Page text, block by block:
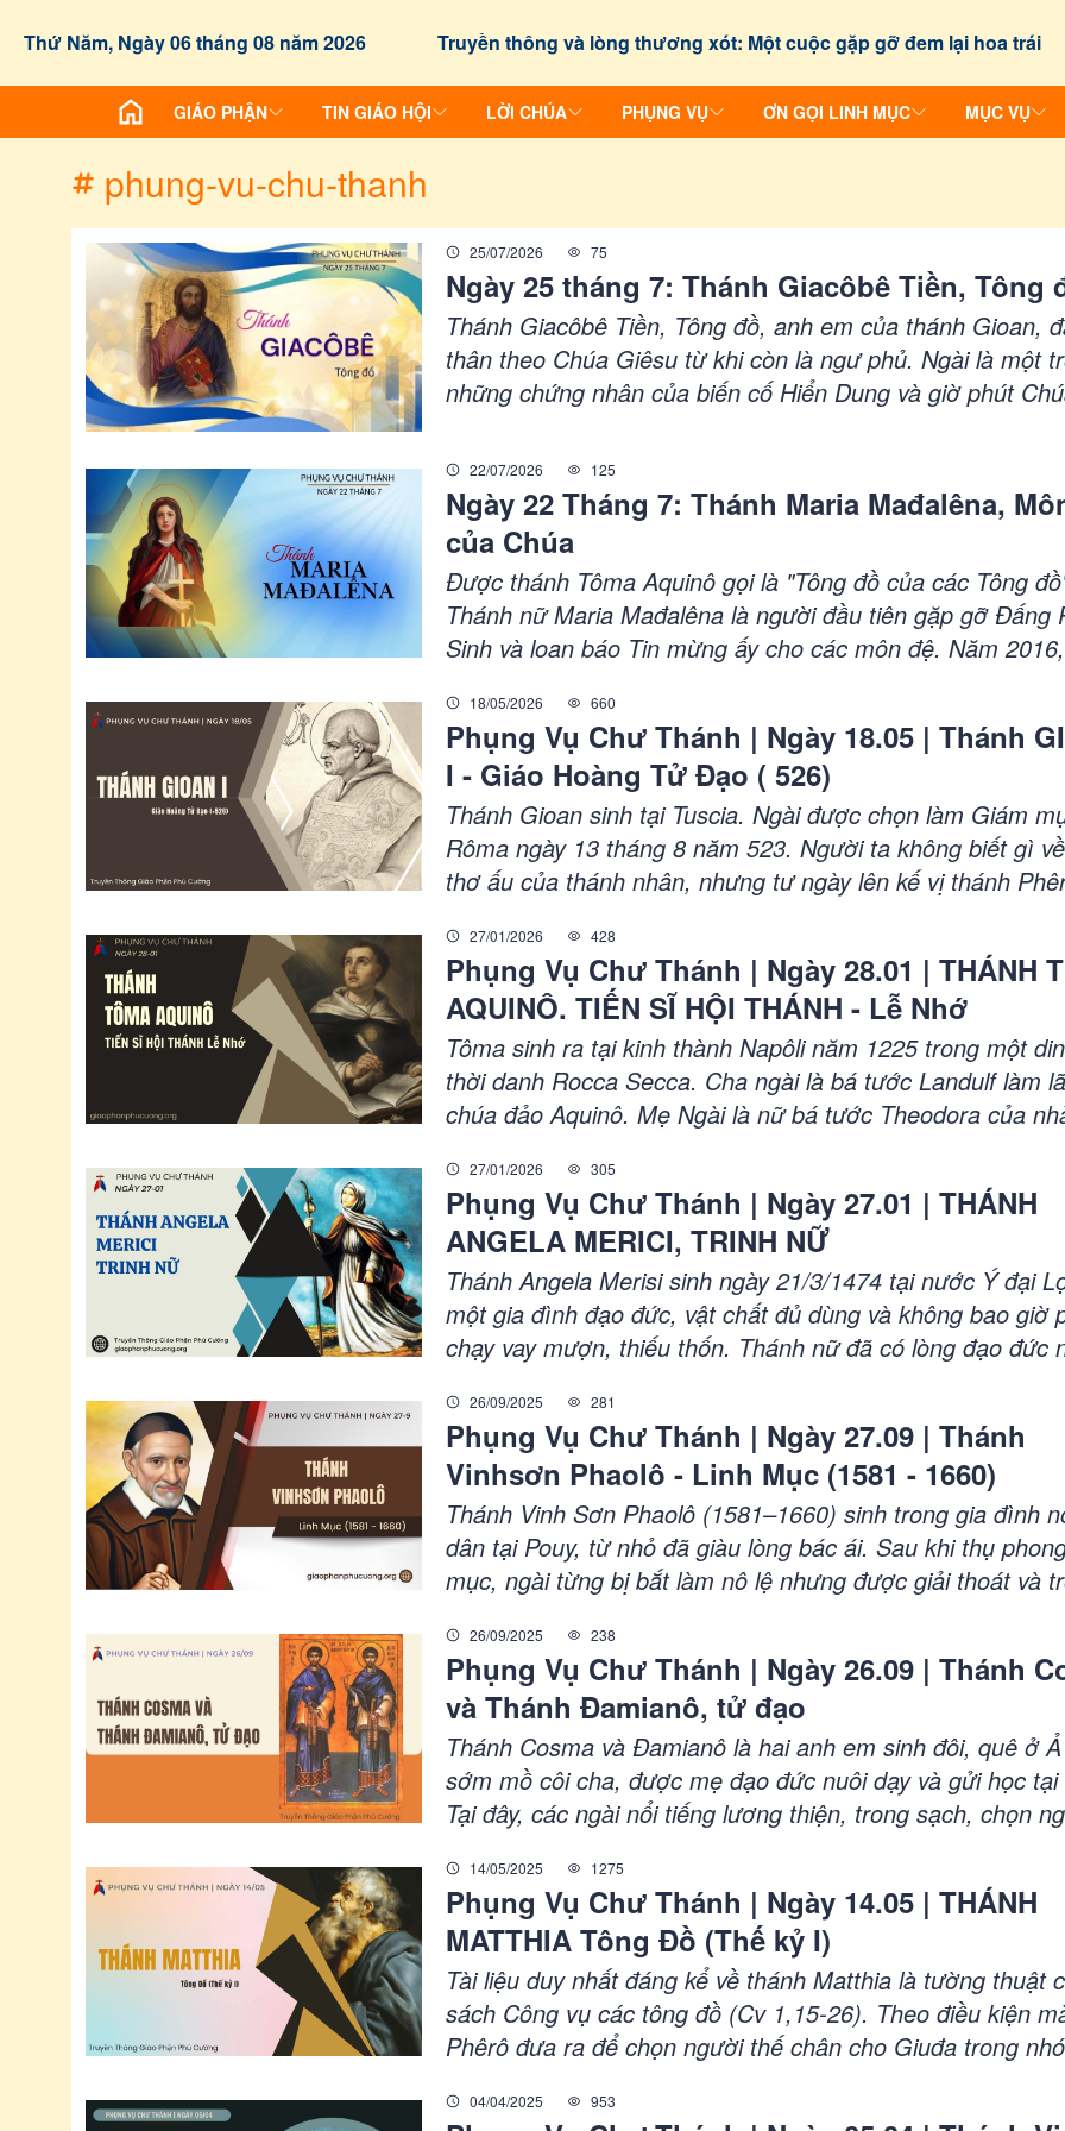
Thứ Năm, Ngày 06 tháng 08 năm 2026 Truyền thông và lòng thương xót: Một cuộc gặp gỡ đem lại hoa trái
GIÁO PHẬN TIN GIÁO HỘI LỜI CHÚA PHỤNG VỤ ƠN GỌI LINH MỤC MỤC VỤ
phung-vu-chu-thanh
25/07/2026 75
Ngày 25 tháng 7: Thánh Giacôbê Tiền, Tông
Thánh Giacôbê Tiền, Tông đồ, anh em của thánh Gioan,
thân theo Chúa Giêsu từ khi còn là ngư phủ. Ngài là một
những chứng nhân của biến cố Hiển Dung và giờ phút
được tôn kính như một vị thánh hành hương.
22/07/2026 125
Ngày 22 Tháng 7: Thánh Maria Mađalêna,
của Chúa
Được thánh Tôma Aquinô gọi là "Tông đồ của các Tông
Thánh nữ Maria Mađalêna là người đầu tiên gặp gỡ Đấng
Sinh và loan báo Tin mừng ấy cho các môn đệ. Năm
làm nổi bật tầm quan trọng của người môn đệ trung tín này
Đức Kitô.
18/05/2026 660
Phụng Vụ Chư Thánh | Ngày 18.05 | Thánh
I - Giáo Hoàng Tử Đạo ( 526)
Thánh Gioan sinh tại Tuscia. Ngài được chọn làm Giám
Rôma ngày 13 tháng 8 năm 523. Người ta không biết gì
thơ ấu của thánh nhân, nhưng tư ngày lên kế vị thánh
công hoàn thành nhạc bình ca mà các vị tiền nhiệm của
Đức Celestinô I, Leo Cả và Galesiô khởi xướng... Phụng
Thánh, Ngày 18.05, Thánh GIOAN I, Giáo Hoàng Tử Đạo,
Hạnh Các Thánh, Giáo Phận Phú Cường,
27/01/2026 428
Phụng Vụ Chư Thánh | Ngày 28.01 | THÁNH
AQUINÔ. TIẾN SĨ HỘI THÁNH - Lễ Nhớ
Tôma sinh ra tại kinh thành Napôli năm 1225 trong một
thời danh Rocca Secca. Cha ngài là bá tước Landulf làm
chúa đảo Aquinô. Mẹ Ngài là nữ bá tước Theodora của
được một nền đạo đức chắc chắn nhờ đó mà sau này Ngài
dựng nên được một lâu đài tinh thần quí giá làm nền tảng
sống trọn lành; một ý chí sắt đá giúp Ngài vững bước trên
đường theo ơn gọi làm môn đệ của Chúa và cuối cùng là
học vấn uyên thâm giúp Ngài giải đáp được các vấn nạn
đại theo ánh sáng Đức tin.
27/01/2026 305
Phụng Vụ Chư Thánh | Ngày 27.01 | THÁNH
ANGELA MERICI, TRINH NỮ
Thánh Angela Merisi sinh ngày 21/3/1474 tại nước Ý đại
một gia đình đạo đức, vật chất đủ dùng và không bao giờ
chạy vay mượn, thiếu thốn. Thánh nữ đã có lòng đạo đức
tim nhạy cảm của Ngài giống chúa Giêsu. Ngài hay động
ẩn trước những nỗi sầu khổ, thiếu thốn của anh chị em
Giống như Chúa Giêsu, khi thấy đoàn lũ dân chúng đông
theo nghe lời Ngài giảng dậy, Chúa Giêsu đã truyền lệnh
môn đệ “hãy cho họ ăn”. Thánh nữ Angela Mêrici luôn lưu
người nghèo.
26/09/2025 281
Phụng Vụ Chư Thánh | Ngày 27.09 | Thánh
Vinhsơn Phaolô - Linh Mục (1581 - 1660)
Thánh Vinh Sơn Phaolô (1581–1660) sinh trong gia đình
dân tại Pouy, từ nhỏ đã giàu lòng bác ái. Sau khi thụ
mục, ngài từng bị bắt làm nô lệ nhưng được giải thoát và
của hàng giáo sĩ, ngài dấn thân cải hóa, sáng lập Dòng
và Nữ Tử Bác Ái, tổ chức các hội bác ái, chăm sóc người
bệnh nhân, tù nhân và nô lệ. Với đời sống khiêm nhường
thành, ngài trở thành nhà canh tân Giáo hội Pháp. Ngài
năm 1660, được phong thánh năm 1737.
26/09/2025 238
Phụng Vụ Chư Thánh | Ngày 26.09 | Thánh
và Thánh Đamianô, tử đạo
Thánh Cosma và Đamianô là hai anh em sinh đôi, quê ở
sớm mồ côi cha, được mẹ đạo đức nuôi dạy và gửi học tại
Tại đây, các ngài nổi tiếng lương thiện, trong sạch, chọn
các ngài chữa bệnh miễn phí, nhiều người được khỏi bệnh,
dân cũng tìm đến. Chính sự nổi tiếng này khiến hai ngài bị
dưới thời bách hại của hoàng đế Điôclêtianô. Bị bắt, ép dâng
hương tế thần, các ngài kiên quyết từ chối, chịu nhiều cực
nhưng luôn được Chúa che chở. Cuối cùng, hai ngài bị xử
lãnh phúc tử đạo. Danh tiếng các ngài lan rộng, nhiều
phong làm bổn mạng của giới y sĩ và giải phẫu.
14/05/2025 1275
Phụng Vụ Chư Thánh | Ngày 14.05 | THÁNH
MATTHIA Tông Đồ (Thế kỷ I)
Tài liệu duy nhất đáng kể về thánh Matthia là tường thuật
sách Công vụ các tông đồ (Cv 1,15-26). Theo điều kiện
Phêrô đưa ra để chọn người thế chân cho Giuđa trong
Chúa Giêsu. Ngài đã theo Chúa Giêsu "Khởi từ lúc Gioan
04/04/2025 953